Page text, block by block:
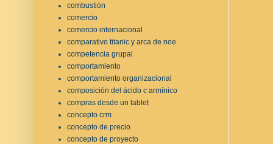
combustión
comercio
comercio internacional
comparativo titanic y arca de noe
competencia grupal
comportamiento
comportamiento organizacional
composición del ácido c armínico
compras desde un tablet
concepto crm
concepto de precio
concepto de proyecto